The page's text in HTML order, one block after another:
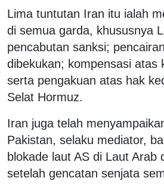
Lima tuntutan Iran itu ialah
di semua garda, khususnya
pencabutan sanksi;
dibekukan; kompensasi atas
serta pengakuan atas hak
Selat Hormuz.
Iran juga telah
Pakistan, selaku mediator,
blokade laut AS di Laut Arab
setelah gencatan senjata